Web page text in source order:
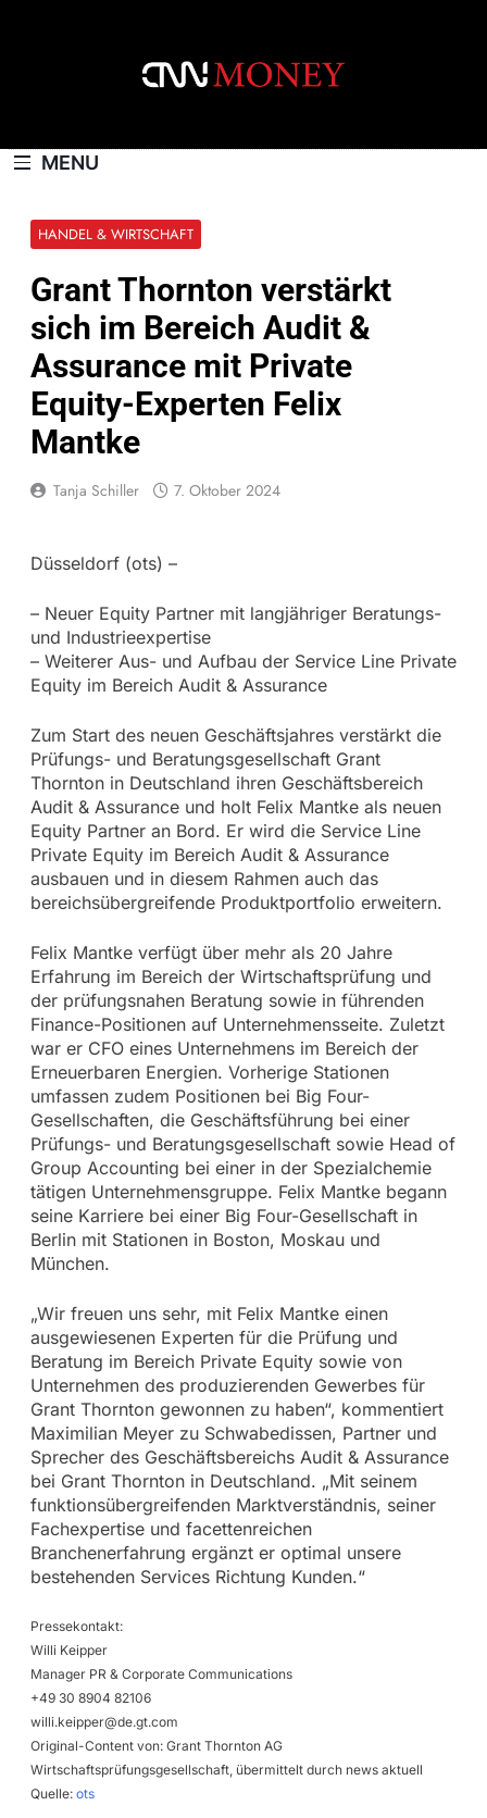
MENU
HANDEL & WIRTSCHAFT
Grant Thornton verstärkt
sich im Bereich Audit &
Assurance mit Private
Equity-Experten Felix
Mantke
Tanja Schiller 7. Oktober 2024
Düsseldorf (ots) –
– Neuer Equity Partner mit langjähriger Beratungs-
und Industrieexpertise
– Weiterer Aus- und Aufbau der Service Line Private
Equity im Bereich Audit & Assurance
Zum Start des neuen Geschäftsjahres verstärkt die
Prüfungs- und Beratungsgesellschaft Grant
Thornton in Deutschland ihren Geschäftsbereich
Audit & Assurance und holt Felix Mantke als neuen
Equity Partner an Bord. Er wird die Service Line
Private Equity im Bereich Audit & Assurance
ausbauen und in diesem Rahmen auch das
bereichsübergreifende Produktportfolio erweitern.
Felix Mantke verfügt über mehr als 20 Jahre
Erfahrung im Bereich der Wirtschaftsprüfung und
der prüfungsnahen Beratung sowie in führenden
Finance-Positionen auf Unternehmensseite. Zuletzt
war er CFO eines Unternehmens im Bereich der
Erneuerbaren Energien. Vorherige Stationen
umfassen zudem Positionen bei Big Four-
Gesellschaften, die Geschäftsführung bei einer
Prüfungs- und Beratungsgesellschaft sowie Head of
Group Accounting bei einer in der Spezialchemie
tätigen Unternehmensgruppe. Felix Mantke begann
seine Karriere bei einer Big Four-Gesellschaft in
Berlin mit Stationen in Boston, Moskau und
München.
„Wir freuen uns sehr, mit Felix Mantke einen
ausgewiesenen Experten für die Prüfung und
Beratung im Bereich Private Equity sowie von
Unternehmen des produzierenden Gewerbes für
Grant Thornton gewonnen zu haben“, kommentiert
Maximilian Meyer zu Schwabedissen, Partner und
Sprecher des Geschäftsbereichs Audit & Assurance
bei Grant Thornton in Deutschland. „Mit seinem
funktionsübergreifenden Marktverständnis, seiner
Fachexpertise und facettenreichen
Branchenerfahrung ergänzt er optimal unsere
bestehenden Services Richtung Kunden.“
Pressekontakt:
Willi Keipper
Manager PR & Corporate Communications
+49 30 8904 82106
willi.keipper@de.gt.com
Original-Content von: Grant Thornton AG
Wirtschaftsprüfungsgesellschaft, übermittelt durch news aktuell
Quelle: ots